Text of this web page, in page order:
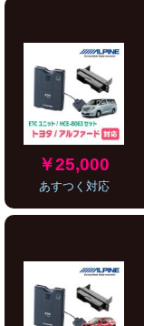
￥25,000
あすつく対応